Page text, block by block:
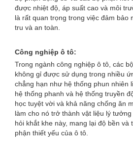
được nhiệt độ, áp suất cao và môi
là rất quan trọng trong việc đảm bảo
tru và an toàn.
Công nghiệp ô tô:
Trong ngành công nghiệp ô tô, các
không gỉ được sử dụng trong nhiều
chẳng hạn như hệ thống phun nhiên
hệ thống phanh và hệ thống truyền
học tuyệt vời và khả năng chống ăn
làm cho nó trở thành vật liệu lý
hỏi khắt khe này, mang lại độ bền và
phận thiết yếu của ô tô.